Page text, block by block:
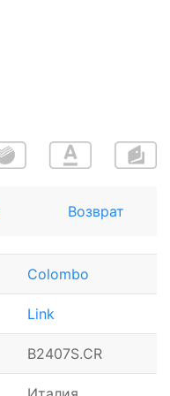
Возврат
Colombo
Link
B2407S.CR